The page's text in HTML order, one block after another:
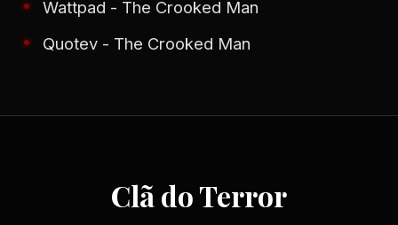
Wattpad - The Crooked Man
Quotev - The Crooked Man
Clã do Terror